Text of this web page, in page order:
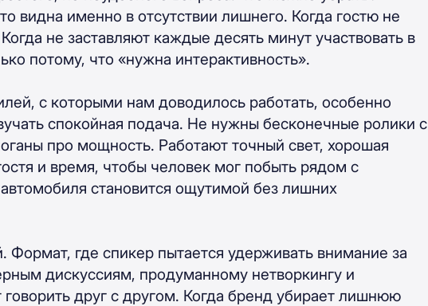
видна именно в отсутствии лишнего. Когда гостю не
не заставляют каждые десять минут участвовать в
потому, что «нужна интерактивность».
с которыми нам доводилось работать, особенно
спокойная подача. Не нужны бесконечные ролики с
про мощность. Работают точный свет, хорошая
и время, чтобы человек мог побыть рядом с
становится ощутимой без лишних
Формат, где спикер пытается удерживать внимание за
дискуссиям, продуманному нетворкингу и
говорить друг с другом. Когда бренд убирает лишнюю